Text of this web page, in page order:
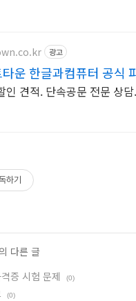
광고
운 한글과컴퓨터 공식
인 견적. 단속공문 전문 상
하기
다른 글
증 시험 문제
(0)
(0)